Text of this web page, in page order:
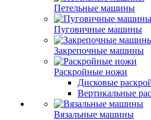
Петельные машины
Пуговичные машины
Закрепочные машины
Раскройные ножи
Дисковые
Вертикальные
Вязальные машины